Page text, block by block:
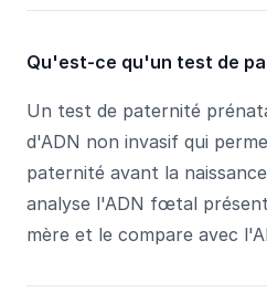
Qu'est-ce qu'un test de
Un test de paternité
d'ADN non invasif qui
paternité avant la
analyse l'ADN fœtal
mère et le compare avec